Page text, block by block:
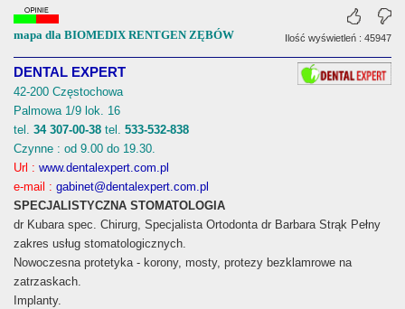
mapa dla BIOMEDIX RENTGEN ZĘBÓW Ilość wyświetleń : 45947
DENTAL EXPERT
42-200 Częstochowa
Palmowa 1/9 lok. 16
tel. 34 307-00-38 tel. 533-532-838
Czynne : od 9.00 do 19.30.
Url : www.dentalexpert.com.pl
e-mail : gabinet@dentalexpert.com.pl
SPECJALISTYCZNA STOMATOLOGIA
dr Kubara spec. Chirurg, Specjalista Ortodonta dr Barbara Strąk Pełny
zakres usług stomatologicznych.
Nowoczesna protetyka - korony, mosty, protezy bezklamrowe na
zatrzaskach.
Implanty.